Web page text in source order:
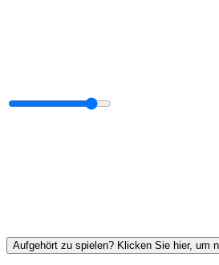
Aufgehört zu spielen? Klicken Sie hier, um